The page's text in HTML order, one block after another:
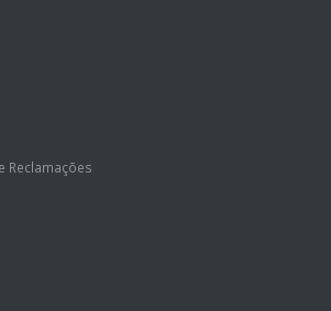
Reclamações